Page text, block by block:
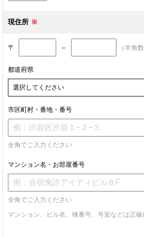
現住所
〒 － （半角数
都道府県
市区町村・番地・番号
全角でご入力ください
マンション名・お部屋番号
全角でご入力ください
マンション、ビル名、棟番号、号室などは正確